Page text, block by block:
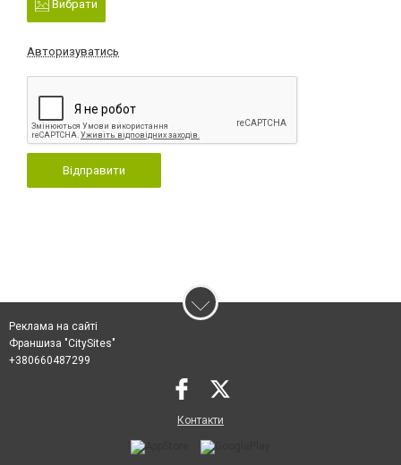
Вибрати
Авторизуватись
Відправити
Реклама на сайті
Франшиза "CitySites"
+380660487299
Контакти